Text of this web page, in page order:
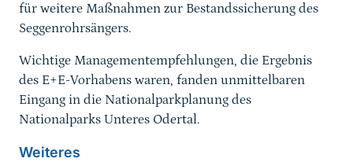
für weitere Maßnahmen zur Bestandssicherung des
Seggenrohrsängers.
Wichtige Managementempfehlungen, die Ergebnis
des E+E-Vorhabens waren, fanden unmittelbaren
Eingang in die Nationalparkplanung des
Nationalparks Unteres Odertal.
Weiteres